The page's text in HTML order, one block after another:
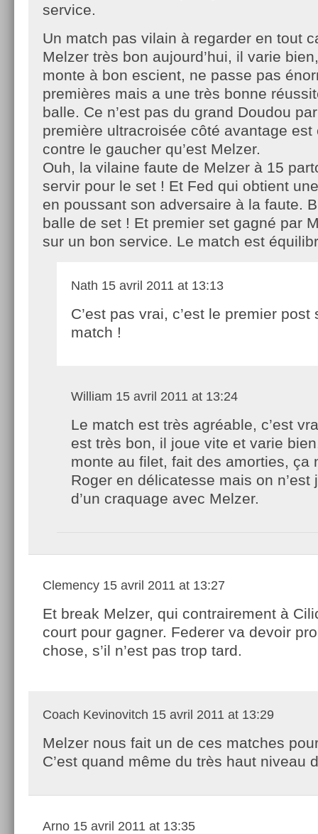
service.
Un match pas vilain à regarder en tout
Melzer très bon aujourd’hui, il varie
monte à bon escient, ne passe pas
premières mais a une très bonne
balle. Ce n’est pas du grand Doudou
première ultracroisée côté avantage
contre le gaucher qu’est Melzer.
Ouh, la vilaine faute de Melzer à 15
servir pour le set ! Et Fed qui obtient
en poussant son adversaire à la faute.
balle de set ! Et premier set gagné par
sur un bon service. Le match est
Nath 15 avril 2011 at 13:13
C’est pas vrai, c’est le premier post
match !
William 15 avril 2011 at 13:24
Le match est très agréable, c’est
est très bon, il joue vite et varie
monte au filet, fait des amorties, ça
Roger en délicatesse mais on n’est
d’un craquage avec Melzer.
Clemency 15 avril 2011 at 13:27
Et break Melzer, qui contrairement à
court pour gagner. Federer va devoir
chose, s’il n’est pas trop tard.
Coach Kevinovitch 15 avril 2011 at 13:29
Melzer nous fait un de ces matches
C’est quand même du très haut niveau
Arno 15 avril 2011 at 13:35